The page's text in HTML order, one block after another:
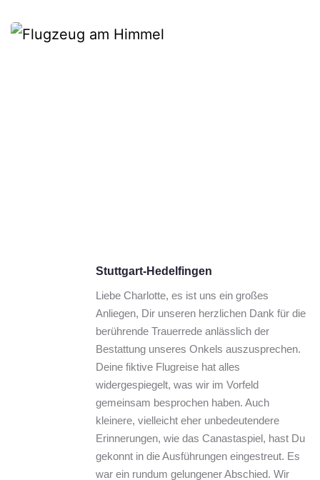
Stuttgart-Hedelfingen
Liebe Charlotte, es ist uns ein großes
Anliegen, Dir unseren herzlichen Dank für die
berührende Trauerrede anlässlich der
Bestattung unseres Onkels auszusprechen.
Deine fiktive Flugreise hat alles
widergespiegelt, was wir im Vorfeld
gemeinsam besprochen haben. Auch
kleinere, vielleicht eher unbedeutendere
Erinnerungen, wie das Canastaspiel, hast Du
gekonnt in die Ausführungen eingestreut. Es
war ein rundum gelungener Abschied. Wir